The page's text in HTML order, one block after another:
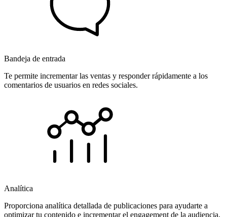
Bandeja de entrada
Te permite incrementar las ventas y responder rápidamente a los
comentarios de usuarios en redes sociales.
Analítica
Proporciona analítica detallada de publicaciones para ayudarte a
optimizar tu contenido e incrementar el engagement de la audiencia.